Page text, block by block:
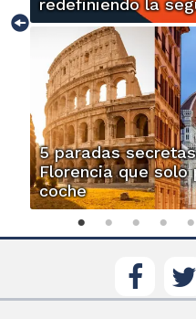
redefiniendo la
5 paradas
Florencia que solo
coche